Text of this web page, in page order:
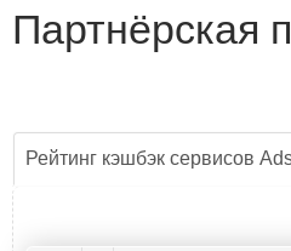
Партнёрская
Рейтинг кэшбэк сервисов